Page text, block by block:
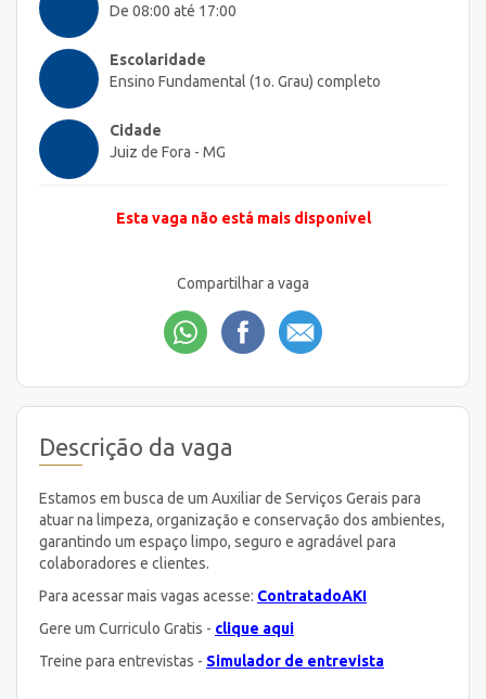
De 08:00 até 17:00
Escolaridade
Ensino Fundamental (1o. Grau) completo
Cidade
Juiz de Fora - MG
Esta vaga não está mais disponível
Compartilhar a vaga
Descrição da vaga
Estamos em busca de um Auxiliar de Serviços Gerais para
atuar na limpeza, organização e conservação dos ambientes,
garantindo um espaço limpo, seguro e agradável para
colaboradores e clientes.
Para acessar mais vagas acesse: ContratadoAKI
Gere um Curriculo Gratis - clique aqui
Treine para entrevistas - Simulador de entrevista